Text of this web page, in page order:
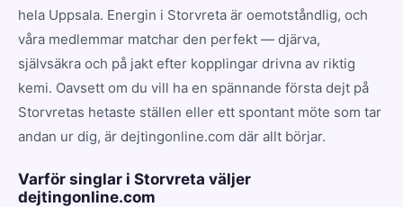
hela Uppsala. Energin i Storvreta är oemotståndlig, och
våra medlemmar matchar den perfekt — djärva,
självsäkra och på jakt efter kopplingar drivna av riktig
kemi. Oavsett om du vill ha en spännande första dejt på
Storvretas hetaste ställen eller ett spontant möte som tar
andan ur dig, är dejtingonline.com där allt börjar.
Varför singlar i Storvreta väljer
dejtingonline.com